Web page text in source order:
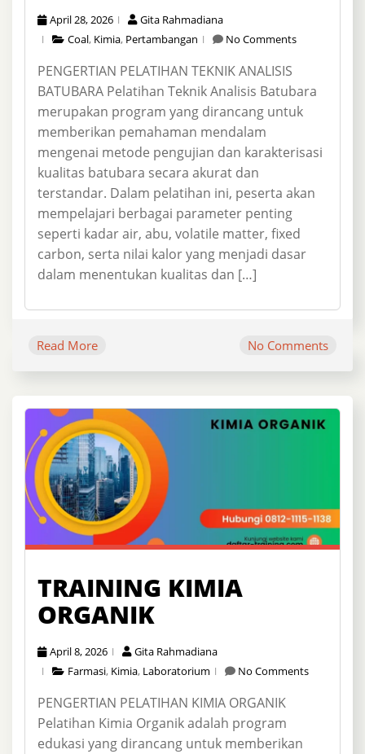
April 28, 2026
Gita Rahmadiana
Coal, Kimia, Pertambangan No Comments
PENGERTIAN PELATIHAN TEKNIK ANALISIS
BATUBARA Pelatihan Teknik Analisis Batubara
merupakan program yang dirancang untuk
memberikan pemahaman mendalam
mengenai metode pengujian dan karakterisasi
kualitas batubara secara akurat dan
terstandar. Dalam pelatihan ini, peserta akan
mempelajari berbagai parameter penting
seperti kadar air, abu, volatile matter, fixed
carbon, serta nilai kalor yang menjadi dasar
dalam menentukan kualitas dan […]
Read More No Comments
TRAINING KIMIA
ORGANIK
April 8, 2026
Gita Rahmadiana
Farmasi, Kimia, Laboratorium No Comments
PENGERTIAN PELATIHAN KIMIA ORGANIK
Pelatihan Kimia Organik adalah program
edukasi yang dirancang untuk memberikan